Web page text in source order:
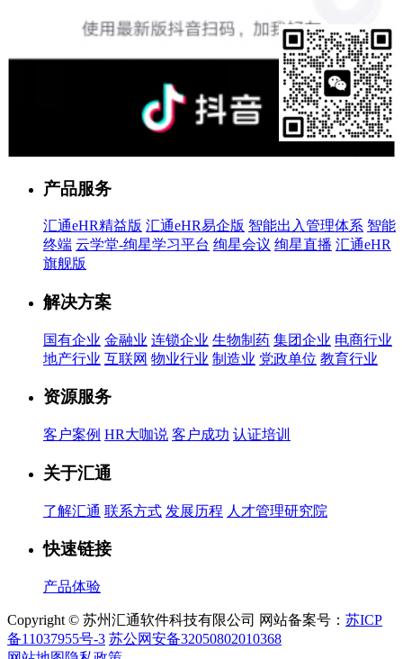
产品服务
汇通eHR精益版 汇通eHR易企版 智能出入管理体系 智能
终端 云学堂-绚星学习平台 绚星会议 绚星直播 汇通eHR
旗舰版
解决方案
国有企业 金融业 连锁企业 生物制药 集团企业 电商行业
地产行业 互联网 物业行业 制造业 党政单位 教育行业
资源服务
客户案例 HR大咖说 客户成功 认证培训
关于汇通
了解汇通 联系方式 发展历程 人才管理研究院
快速链接
产品体验
Copyright © 苏州汇通软件科技有限公司 网站备案号： 苏ICP
备11037955号-3 苏公网安备32050802010368